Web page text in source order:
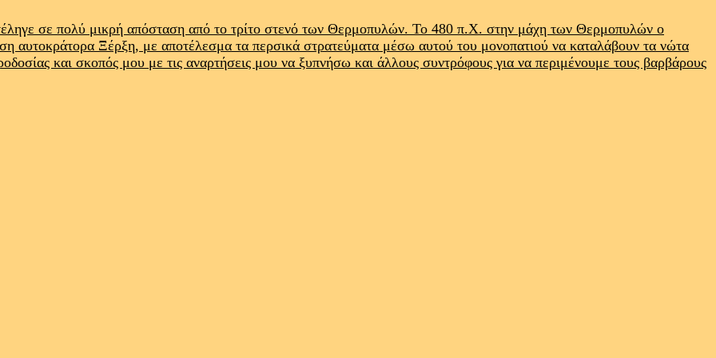
σε πολύ μικρή απόσταση από το τρίτο στενό των Θερμοπυλών. Το 480 π.Χ. στην μάχη των Θερμοπυλών ο
αυτοκράτορα Ξέρξη, με αποτέλεσμα τα περσικά στρατεύματα μέσω αυτού του μονοπατιού να καταλάβουν τα νώτα
και σκοπός μου με τις αναρτήσεις μου να ξυπνήσω και άλλους συντρόφους για να περιμένουμε τους βαρβάρους